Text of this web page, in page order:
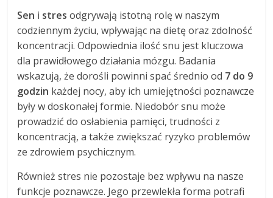
Sen i stres odgrywają istotną rolę w naszym
codziennym życiu, wpływając na dietę oraz zdolność
koncentracji. Odpowiednia ilość snu jest kluczowa
dla prawidłowego działania mózgu. Badania
wskazują, że dorośli powinni spać średnio od 7 do 9
godzin każdej nocy, aby ich umiejętności poznawcze
były w doskonałej formie. Niedobór snu może
prowadzić do osłabienia pamięci, trudności z
koncentracją, a także zwiększać ryzyko problemów
ze zdrowiem psychicznym.
Również stres nie pozostaje bez wpływu na nasze
funkcje poznawcze. Jego przewlekła forma potrafi